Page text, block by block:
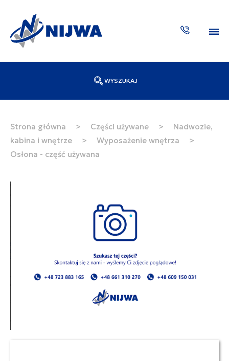
WYSZUKAJ
SZUKAJ
Strona główna > Części używane >
Nadwozie,
kabina i wnętrze
> Wyposażenie wnętrza
>
Osłona - część używana